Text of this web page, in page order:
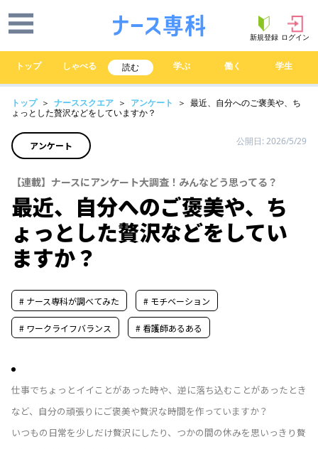
新規登録 ログイン
トップ しゃべる 読む 学ぶ 働く 学生
トップ ＞ ナーススクエア ＞ アンケート
＞ 最近、自分へのご褒美や、ち
ょっとした贅沢などをしていますか？
アンケート 公開日: 2026/5/29
【連載】ナースにアンケート大調査！みんなどう思ってる？
最近、自分へのご褒美や、ち
ょっとした贅沢などをしてい
ますか？
# ナース専科が調べてみた # モチベーション
# ワークライフバランス # 看護師あるある
仕事でちょっとイイことがあった時や、逆に落ち込むことがあったとき
など、自分の頑張りにご褒美や贅沢な時間を作っていますか？
いつもの日常を少しだけ贅沢にしたり、つかの間の休みを思いっきり贅